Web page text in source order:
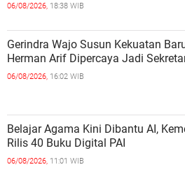
06/08/2026, 18:38 WIB
Gerindra Wajo Susun Kekuatan
Herman Arif Dipercaya Jadi
06/08/2026, 16:02 WIB
Belajar Agama Kini Dibantu AI,
Rilis 40 Buku Digital PAI
06/08/2026, 11:01 WIB